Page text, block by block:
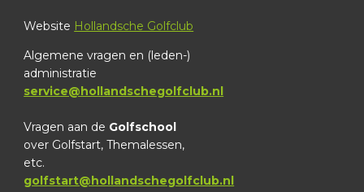
Website Hollandsche Golfclub
Algemene vragen en (leden-)
administratie
service@hollandschegolfclub.nl
Vragen aan de Golfschool
over Golfstart, Themalessen,
etc.
golfstart@hollandschegolfclub.nl